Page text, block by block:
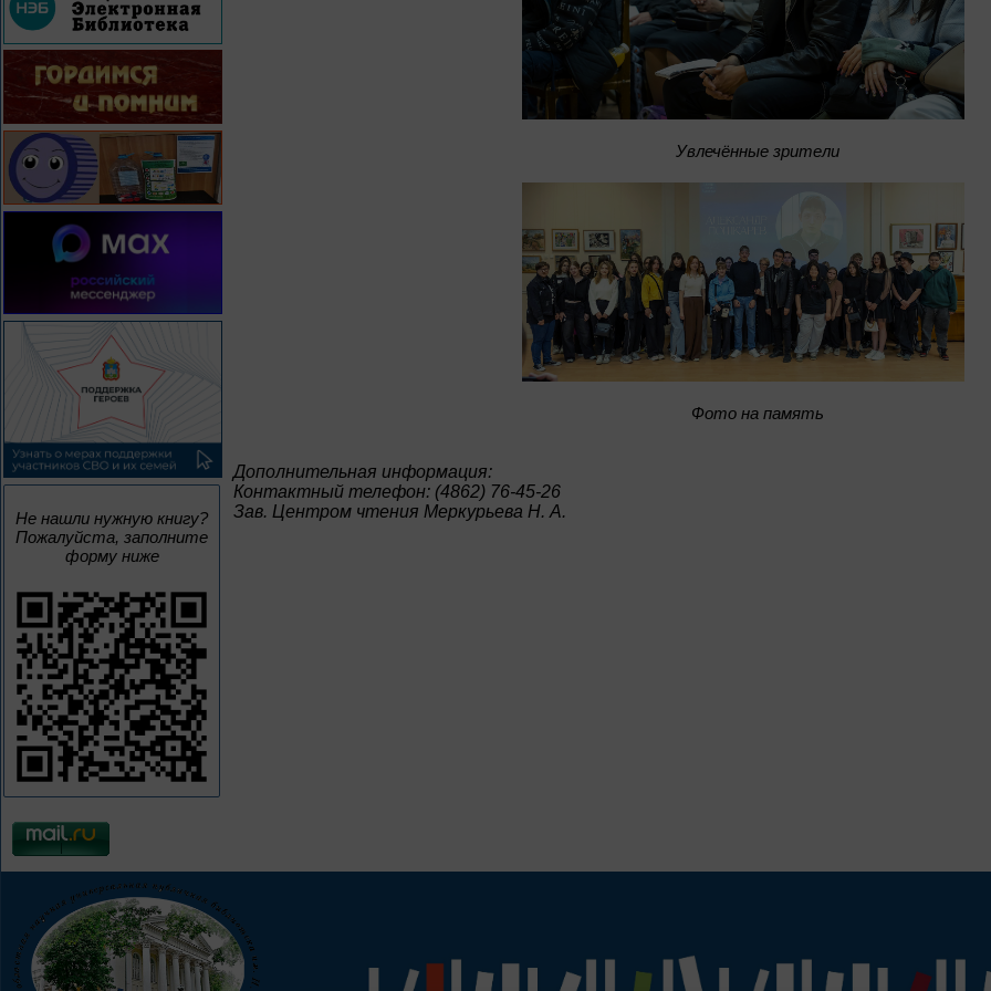
Не нашли нужную книгу?
Пожалуйста, заполните
форму ниже
Увлечённые зрители
Фото на память
Дополнительная информация:
Контактный телефон: (4862) 76-45-26
Зав. Центром чтения Меркурьева Н. А.